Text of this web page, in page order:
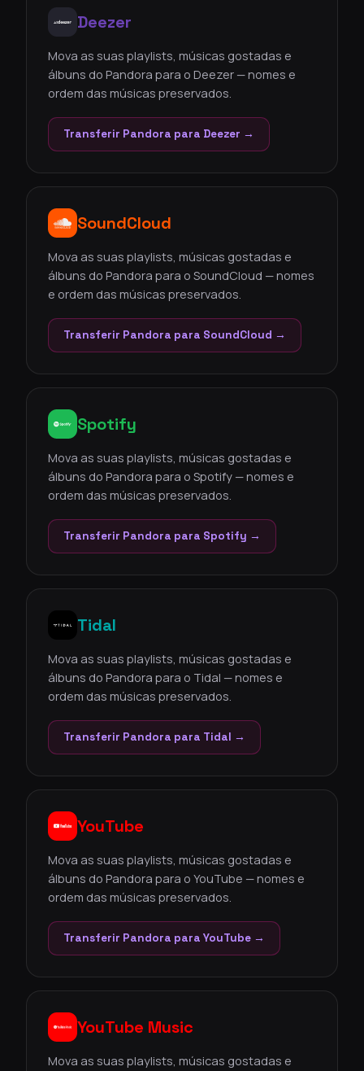
Deezer
Mova as suas playlists, músicas gostadas e
álbuns do Pandora para o Deezer — nomes e
ordem das músicas preservados.
Transferir Pandora para Deezer →
SoundCloud
Mova as suas playlists, músicas gostadas e
álbuns do Pandora para o SoundCloud — nomes
e ordem das músicas preservados.
Transferir Pandora para SoundCloud →
Spotify
Mova as suas playlists, músicas gostadas e
álbuns do Pandora para o Spotify — nomes e
ordem das músicas preservados.
Transferir Pandora para Spotify →
Tidal
Mova as suas playlists, músicas gostadas e
álbuns do Pandora para o Tidal — nomes e
ordem das músicas preservados.
Transferir Pandora para Tidal →
YouTube
Mova as suas playlists, músicas gostadas e
álbuns do Pandora para o YouTube — nomes e
ordem das músicas preservados.
Transferir Pandora para YouTube →
YouTube Music
Mova as suas playlists, músicas gostadas e